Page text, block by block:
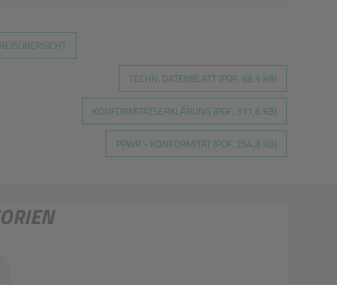
TECHN. DATENBLATT (PDF, 68,5 KB)
KONFORMITÄTSERKLÄRUNG (PDF, 311,6 KB)
PPWR - KONFORMITÄT (PDF, 254,8 KB)